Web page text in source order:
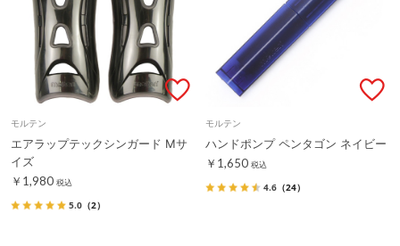
モルテン
エアラップテックシンガード Mサ
イズ
￥1,980 税込
5.0 （2）
モルテン
ハンドポンプ ペンタゴン ネイビー
￥1,650 税込
4.6 （24）